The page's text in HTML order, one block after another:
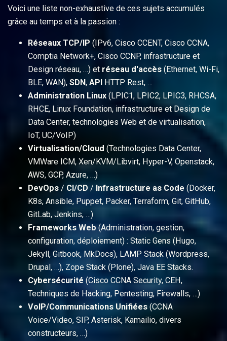
Voici une liste non-exhaustive de ces sujets accumulés
grâce au temps et à la passion :
Réseaux TCP/IP (IPv6, Cisco CCENT, Cisco CCNA,
Comptia Network+, Cisco CCNP, infrastructure et
Design réseau, …) et réseau d'accès (Ethernet, Wi-Fi,
BLE, WAN), SDN, API HTTP Rest, …
Administration Linux (LPIC1, LPIC2, LPIC3, RHCSA,
RHCE, Linux Foundation, infrastructure et Design de
Data Center, technologies Web et de virtualisation,
IoT, UC/VoIP)
Virtualisation/Cloud (Technologies Data Center,
VMWare ICM, Xen/KVM/Libvirt, Hyper-V, Openstack,
AWS, GCP, Azure, …)
DevOps / CI/CD / Infrastructure as Code (Docker,
K8s, Ansible, Puppet, Packer, Terraform, Git, GitHub,
GitLab, Jenkins, …)
Frameworks Web (Administration, gestion,
configuration, déploiement) : Static Gens (Hugo,
Jekyll, Gitbook, MkDocs), LAMP Stack (Wordpress,
Drupal, …), Zope Stack (Plone), Java EE Stacks.
Cybersécurité (Cisco CCNA Security, CEH,
Techniques de Hacking, Pentesting, Firewalls, …)
VoIP/Communications Unifiées (CCNA
Voice/Video, SIP, Asterisk, Kamailio, divers
constructeurs, …)